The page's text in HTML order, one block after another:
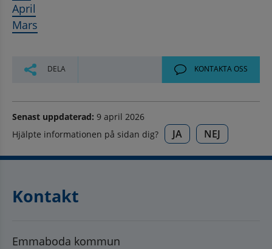
April
Mars
DELA KONTAKTA OSS
Senast uppdaterad: 9 april 2026
Hjälpte informationen på sidan dig?
JA NEJ
Kontakt
Emmaboda kommun